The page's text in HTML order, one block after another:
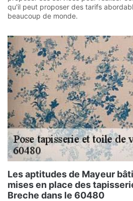
qu'il peut proposer des tarifs
beaucoup de monde.
Les aptitudes de Mayeur
mises en place des
Breche dans le 60480